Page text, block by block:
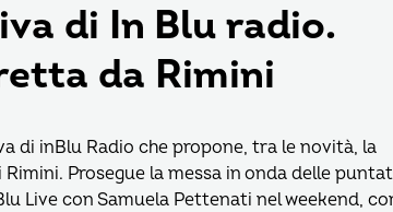
di In Blu radio.
da Rimini
di inBlu Radio che propone, tra le novità, la
Prosegue la messa in onda delle
Live con Samuela Pettenati nel weekend,